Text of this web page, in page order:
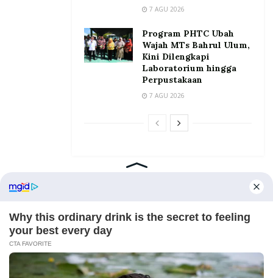
7 AGU 2026
Program PHTC Ubah
Wajah MTs Bahrul Ulum,
Kini Dilengkapi
Laboratorium hingga
Perpustakaan
7 AGU 2026
Home Tentang Kontak Redaksi Pedoman Media Siber